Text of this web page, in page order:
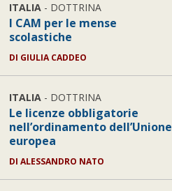
ITALIA- DOTTRINA
I CAM per le mense
scolastiche
DI GIULIA CADDEO
ITALIA- DOTTRINA
Le licenze obbligatorie
nell’ordinamento dell’Unione
europea
DI ALESSANDRO NATO